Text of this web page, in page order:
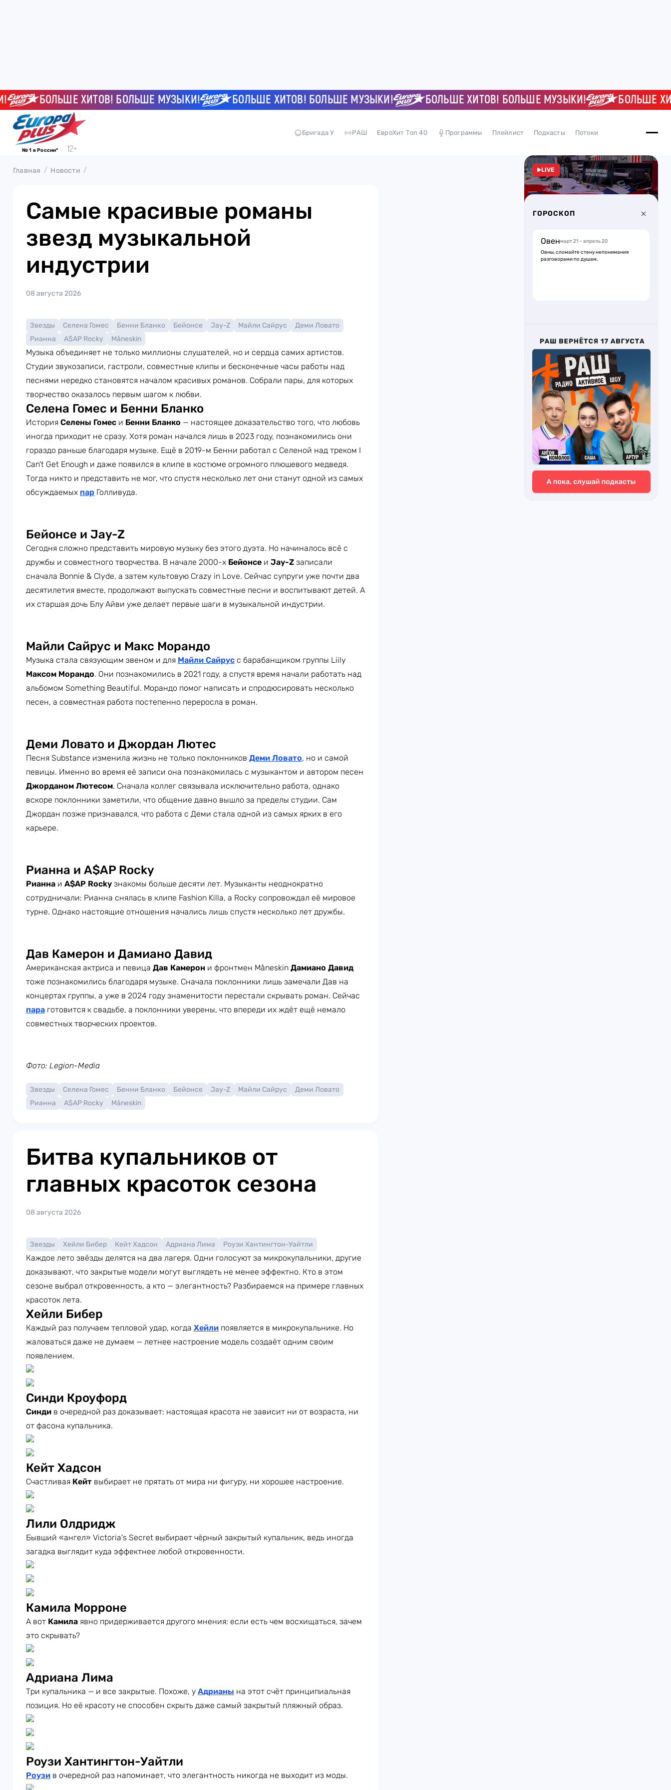
БОЛЬШЕ ХИТОВ! БОЛЬШЕ МУЗЫКИ! БОЛЬШЕ ХИТОВ! БОЛЬШЕ МУЗЫКИ! БОЛЬШЕ ХИТОВ! БОЛЬШЕ МУЗЫКИ! БОЛЬШЕ
№ 1 в России*
Бригада У РАШ ЕвроХит Топ 40 Программы Плейлист Подкасты Потоки
Главная Новости
Самые красивые романы
звезд музыкальной
индустрии
08 августа 2026
Звезды Селена Гомес Бенни Бланко Бейонсе Jay-Z Майли Сайрус
Деми Ловато
Рианна
A$AP Rocky Måneskin
Музыка объединяет не только миллионы слушателей, но и сердца самих артистов.
Студии звукозаписи, гастроли, совместные клипы и бесконечные часы работы над
песнями нередко становятся началом красивых романов. Собрали пары, для которых
творчество оказалось первым шагом к любви.
Селена Гомес и Бенни Бланко
История Селены Гомес и Бенни Бланко — настоящее доказательство того, что любовь
иногда приходит не сразу. Хотя роман начался лишь в 2023 году, познакомились они
гораздо раньше благодаря музыке. Ещё в 2019-м Бенни работал с Селеной над треком I
Can't Get Enough и даже появился в клипе в костюме огромного плюшевого медведя.
Тогда никто и представить не мог, что спустя несколько лет они станут одной из самых
обсуждаемых пар Голливуда.
Бейонсе и Jay-Z
Сегодня сложно представить мировую музыку без этого дуэта. Но начиналось всё с
дружбы и совместного творчества. В начале 2000-х Бейонсе и Jay-Z записали
сначала Bonnie & Clyde, а затем культовую Crazy in Love. Сейчас супруги уже почти два
десятилетия вместе, продолжают выпускать совместные песни и воспитывают детей. А
их старшая дочь Блу Айви уже делает первые шаги в музыкальной индустрии.
Майли Сайрус и Макс Морандо
Музыка стала связующим звеном и для Майли Сайрус с барабанщиком группы Liily
Максом Морандо. Они познакомились в 2021 году, а спустя время начали работать над
альбомом Something Beautiful. Морандо помог написать и спродюсировать несколько
песен, а совместная работа постепенно переросла в роман.
Деми Ловато и Джордан Лютес
Песня Substance изменила жизнь не только поклонников Деми Ловато, но и самой
певицы. Именно во время её записи она познакомилась с музыкантом и автором песен
Джорданом Лютесом. Сначала коллег связывала исключительно работа, однако
вскоре поклонники заметили, что общение давно вышло за пределы студии. Сам
Джордан позже признавался, что работа с Деми стала одной из самых ярких в его
карьере.
Рианна и A$AP Rocky
Рианна и A$AP Rocky знакомы больше десяти лет. Музыканты неоднократно
сотрудничали: Рианна снялась в клипе Fashion Killa, а Rocky сопровождал её мировое
турне. Однако настоящие отношения начались лишь спустя несколько лет дружбы.
Дав Камерон и Дамиано Давид
Американская актриса и певица Дав Камерон и фронтмен Måneskin Дамиано Давид
тоже познакомились благодаря музыке. Сначала поклонники лишь замечали Дав на
концертах группы, а уже в 2024 году знаменитости перестали скрывать роман. Сейчас
пара готовится к свадьбе, а поклонники уверены, что впереди их ждёт ещё немало
совместных творческих проектов.
Фото: Legion-Media
Звезды Селена Гомес Бенни Бланко Бейонсе Jay-Z Майли Сайрус
Деми Ловато
Рианна
A$AP Rocky Måneskin
Битва купальников от
главных красоток сезона
08 августа 2026
Звезды Хейли Бибер Кейт Хадсон Адриана Лима Роузи Хантингтон-Уайтли
Каждое лето звёзды делятся на два лагеря. Одни голосуют за микрокупальники, другие
доказывают, что закрытые модели могут выглядеть не менее эффектно. Кто в этом
сезоне выбрал откровенность, а кто — элегантность? Разбираемся на примере главных
красоток лета.
Хейли Бибер
Каждый раз получаем тепловой удар, когда Хейли появляется в микрокупальнике. Но
жаловаться даже не думаем — летнее настроение модель создаёт одним своим
появлением.
Синди Кроуфорд
Синди в очередной раз доказывает: настоящая красота не зависит ни от возраста, ни
от фасона купальника.
Кейт Хадсон
Счастливая Кейт выбирает не прятать от мира ни фигуру, ни хорошее настроение.
Лили Олдридж
Бывший «ангел» Victoria's Secret выбирает чёрный закрытый купальник, ведь иногда
загадка выглядит куда эффектнее любой откровенности.
Камила Морроне
А вот Камила явно придерживается другого мнения: если есть чем восхищаться, зачем
это скрывать?
Адриана Лима
Три купальника — и все закрытые. Похоже, у Адрианы на этот счёт принципиальная
позиция. Но её красоту не способен скрыть даже самый закрытый пляжный образ.
Роузи Хантингтон-Уайтли
Роузи в очередной раз напоминает, что элегантность никогда не выходит из моды.
LIVE
ГОРОСКОП
Овенмарт 21 – апрель 20
Овны, сломайте стену непонимания
разговорами по душам.